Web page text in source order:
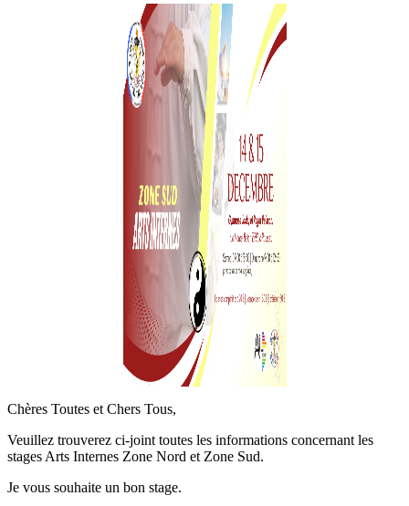
Chères Toutes et Chers Tous,
Veuillez trouverez ci-joint toutes les informations concernant les
stages Arts Internes Zone Nord et Zone Sud.
Je vous souhaite un bon stage.